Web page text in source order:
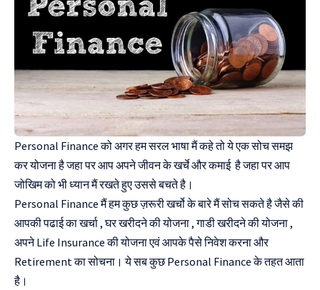
Personal Finance को अगर हम सरल भाषा मैं कहे तो ये एक सोच समझ
कर योजना है जहा पर आप अपने जीवन के खर्चे और कमाई है जहा पर आप
जोखिम को भी ध्यान मैं रखते हुए उससे बचते है।
Personal Finance मैं हम कुछ ज़रूरी खर्चो के बारे मैं सोच सकते है जैसे की
आपकी पढाई का खर्चा , घर खरीदने की योजना , गाडी खरीदने की योजना ,
अपने Life Insurance की योजना एवं आपके पैसे निवेश करना और
Retirement का सोचना। ये सब कुछ Personal Finance के तहत आता
है।